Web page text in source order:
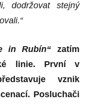
dodržovat stejný
.“
in Rubín“ zatím
linie. První v
vznik
Posluchači